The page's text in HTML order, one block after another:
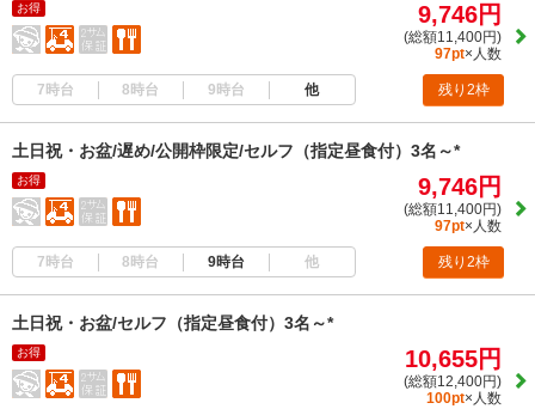
お得 9,746円
(総額11,400円)
97pt×人数
7時台 8時台 9時台 他 残り2枠
土日祝・お盆/遅め/公開枠限定/セルフ（指定昼食付）3名～*
お得 9,746円
(総額11,400円)
97pt×人数
7時台 8時台 9時台 他 残り2枠
土日祝・お盆/セルフ（指定昼食付）3名～*
お得 10,655円
(総額12,400円)
100pt×人数